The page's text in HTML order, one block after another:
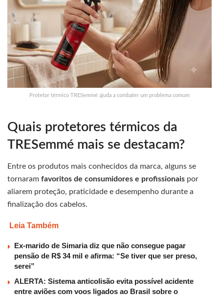
Protetor térmico TRESemmé ajuda a combater um problema comum
Quais protetores térmicos da
TRESemmé mais se destacam?
Entre os produtos mais conhecidos da marca, alguns se
tornaram favoritos de consumidores e profissionais por
aliarem proteção, praticidade e desempenho durante a
finalização dos cabelos.
Leia Também
Ex-marido de Simaria diz que não consegue pagar
pensão de R$ 34 mil e afirma: “Se tiver que ser preso,
serei”
ALERTA: Sistema anticolisão evita possível acidente
entre aviões com voos ligados ao Brasil sobre o